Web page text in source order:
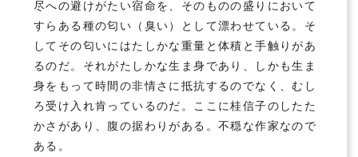
尽への避けがたい宿命を、そのものの盛りにおいて
すらある種の匂い（臭い）として漂わせている。そ
してその匂いにはたしかな重量と体積と手触りがあ
るのだ。それがたしかな生ま身であり、しかも生ま
身をもって時間の非情さに抵抗するのでなく、むし
ろ受け入れ肯っているのだ。ここに桂信子のしたた
かさがあり、腹の据わりがある。不穏な作家なので
ある。